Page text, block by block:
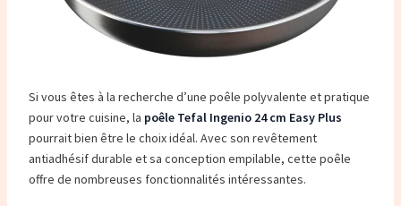
Si vous êtes à la recherche d’une poêle polyvalente et pratique
pour votre cuisine, la poêle Tefal Ingenio 24 cm Easy Plus
pourrait bien être le choix idéal. Avec son revêtement
antiadhésif durable et sa conception empilable, cette poêle
offre de nombreuses fonctionnalités intéressantes.